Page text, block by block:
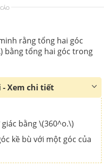
rằng tổng hai góc
bằng tổng hai góc trong
Xem chi tiết
bằng \(360^o.\)
kề bù với một góc của